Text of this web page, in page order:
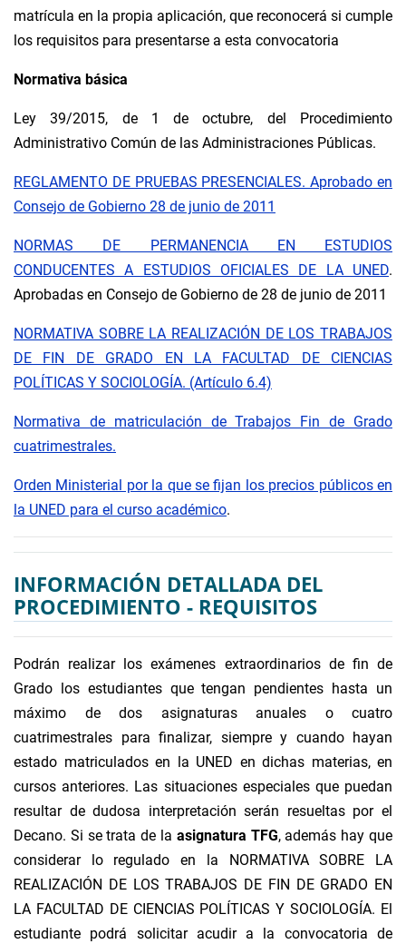
matrícula en la propia aplicación, que reconocerá si cumple
los requisitos para presentarse a esta convocatoria
Normativa básica
Ley 39/2015, de 1 de octubre, del Procedimiento
Administrativo Común de las Administraciones Públicas.
REGLAMENTO DE PRUEBAS PRESENCIALES. Aprobado en
Consejo de Gobierno 28 de junio de 2011
NORMAS DE PERMANENCIA EN ESTUDIOS
CONDUCENTES A ESTUDIOS OFICIALES DE LA UNED.
Aprobadas en Consejo de Gobierno de 28 de junio de 2011
NORMATIVA SOBRE LA REALIZACIÓN DE LOS TRABAJOS
DE FIN DE GRADO EN LA FACULTAD DE CIENCIAS
POLÍTICAS Y SOCIOLOGÍA. (Artículo 6.4)
Normativa de matriculación de Trabajos Fin de Grado
cuatrimestrales.
Orden Ministerial por la que se fijan los precios públicos en
la UNED para el curso académico.
INFORMACIÓN DETALLADA DEL
PROCEDIMIENTO - REQUISITOS
Podrán realizar los exámenes extraordinarios de fin de
Grado los estudiantes que tengan pendientes hasta un
máximo de dos asignaturas anuales o cuatro
cuatrimestrales para finalizar, siempre y cuando hayan
estado matriculados en la UNED en dichas materias, en
cursos anteriores. Las situaciones especiales que puedan
resultar de dudosa interpretación serán resueltas por el
Decano. Si se trata de la asignatura TFG, además hay que
considerar lo regulado en la NORMATIVA SOBRE LA
REALIZACIÓN DE LOS TRABAJOS DE FIN DE GRADO EN
LA FACULTAD DE CIENCIAS POLÍTICAS Y SOCIOLOGÍA. El
estudiante podrá solicitar acudir a la convocatoria de